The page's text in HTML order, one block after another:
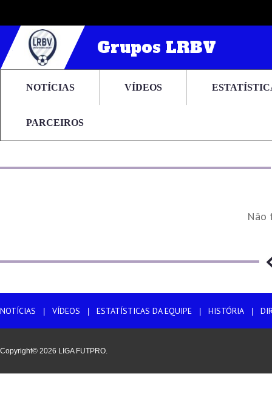
Grupos LRBV
NOTÍCIAS VÍDEOS
PARCEIROS
Não
NOTÍCIAS VÍDEOS ESTATÍSTICAS DA EQUIPE HISTÓRIA
Copyright© 2026 LIGA FUTPRO.